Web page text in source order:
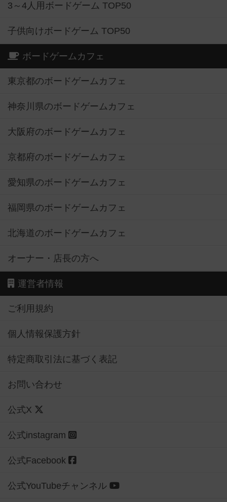
3～4人用ボードゲーム TOP50
子供向けボードゲーム TOP50
ボードゲームカフェ
東京都のボードゲームカフェ
神奈川県のボードゲームカフェ
大阪府のボードゲームカフェ
京都府のボードゲームカフェ
愛知県のボードゲームカフェ
福岡県のボードゲームカフェ
北海道のボードゲームカフェ
オーナー・店長の方へ
運営者情報
ご利用規約
個人情報保護方針
特定商取引法に基づく表記
お問い合わせ
公式X
公式instagram
公式Facebook
公式YouTubeチャンネル